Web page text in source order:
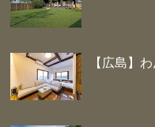
【広島】